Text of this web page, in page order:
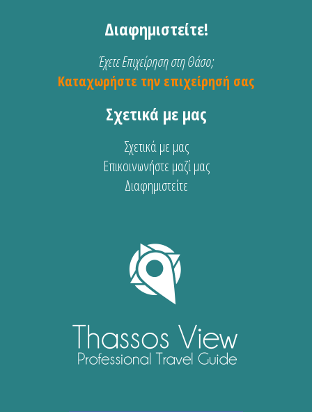
Διαφημιστείτε!
Έχετε Επιχείρηση στη Θάσο;
Καταχωρήστε την επιχείρησή σας
Σχετικά με μας
Σχετικά με μας
Επικοινωνήστε μαζί μας
Διαφημιστείτε